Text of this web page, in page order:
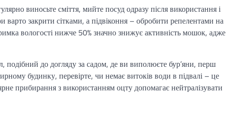
виносьте сміття, мийте посуд одразу після використання і
закрити сітками, а підвіконня – обробити репелентами на
вологості нижче 50% значно знижує активність мошок, адже
до догляду за садом, де ви виполюєте бур’яни, перш
будинку, перевірте, чи немає витоків води в підвалі – це
прибирання з використанням оцту допомагає нейтралізувати